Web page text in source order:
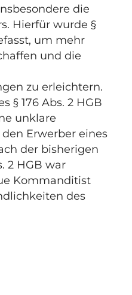
die
Hierfür wurde §
um mehr
und die
zu erleichtern.
§ 176 Abs. 2 HGB
unklare
Erwerber eines
der bisherigen
2 HGB war
Kommanditist
des